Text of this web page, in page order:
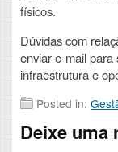
físicos.
Dúvidas com
enviar e-mail para
infraestrutura e
Posted in:
Deixe uma